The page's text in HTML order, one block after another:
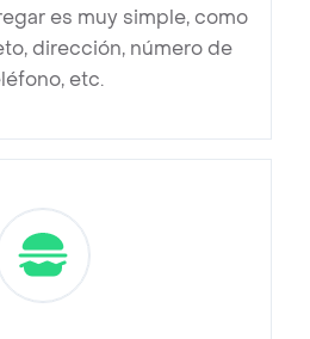
es muy simple, como
dirección, número de
etc.